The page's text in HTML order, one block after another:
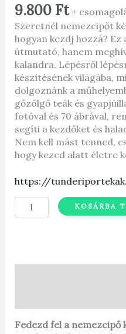
9.800 Ft +
Szeretnél nemezcipőt
hogyan kezdj hozzá? Ez
útmutató, hanem
kalandra. Lépésről
készítésének világába,
dolgoznánk a
gőzölgő teák és
fotóval és 70 ábrával,
segíti a kezdőket és
Nem kell mást tenned,
hogy kezed alatt életre
https://
KOSÁRBA
Fedezd fel a